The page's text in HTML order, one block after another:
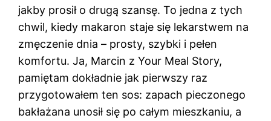
jakby prosił o drugą szansę. To jedna z tych
chwil, kiedy makaron staje się lekarstwem na
zmęczenie dnia – prosty, szybki i pełen
komfortu. Ja, Marcin z Your Meal Story,
pamiętam dokładnie jak pierwszy raz
przygotowałem ten sos: zapach pieczonego
bakłażana unosił się po całym mieszkaniu, a